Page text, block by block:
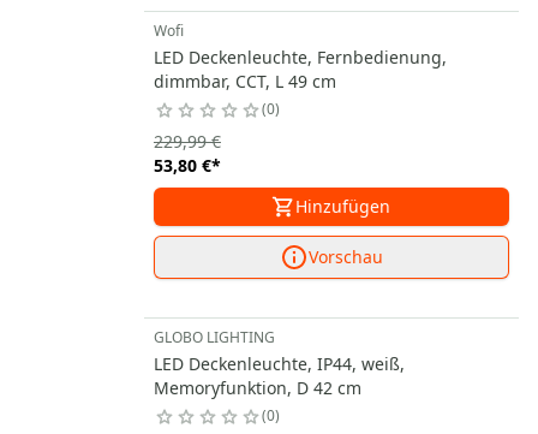
Wofi
LED Deckenleuchte, Fernbedienung,
dimmbar, CCT, L 49 cm
0
53,80 €*
229,99 €
Hinzufügen
Vorschau
GLOBO LIGHTING
LED Deckenleuchte, IP44, weiß,
Memoryfunktion, D 42 cm
0